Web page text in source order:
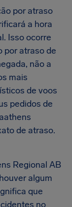
por atraso
a hora
Isso ocorre
por atraso de
não a
mais
de voos
pedidos de
de atraso.
Regional AB
algum
que
no